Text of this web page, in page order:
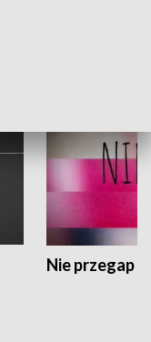
Nie przegap